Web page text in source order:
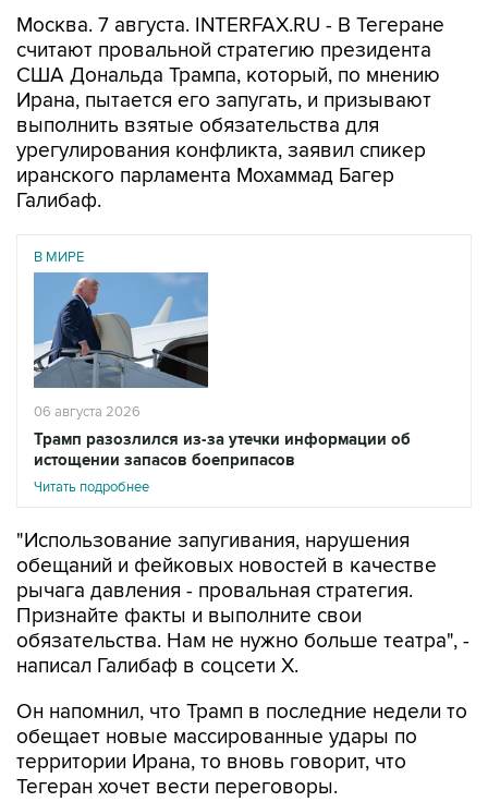
Москва. 7 августа. INTERFAX.RU - В Тегеране
считают провальной стратегию президента
США Дональда Трампа, который, по мнению
Ирана, пытается его запугать, и призывают
выполнить взятые обязательства для
урегулирования конфликта, заявил спикер
иранского парламента Мохаммад Багер
Галибаф.
В МИРЕ
06 августа 2026
Трамп разозлился из-за утечки информации об
истощении запасов боеприпасов
Читать подробнее
"Использование запугивания, нарушения
обещаний и фейковых новостей в качестве
рычага давления - провальная стратегия.
Признайте факты и выполните свои
обязательства. Нам не нужно больше театра", -
написал Галибаф в соцсети X.
Он напомнил, что Трамп в последние недели то
обещает новые массированные удары по
территории Ирана, то вновь говорит, что
Тегеран хочет вести переговоры.